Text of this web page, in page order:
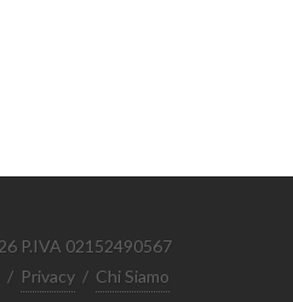
P.IVA 02152490567
/ Privacy / Chi Siamo